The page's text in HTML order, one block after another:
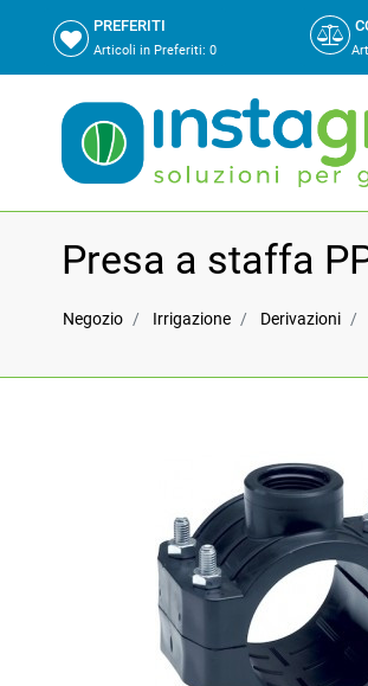
PREFERITI
Articoli in Preferiti: 0
Presa a staffa
Negozio Irrigazione Derivazioni